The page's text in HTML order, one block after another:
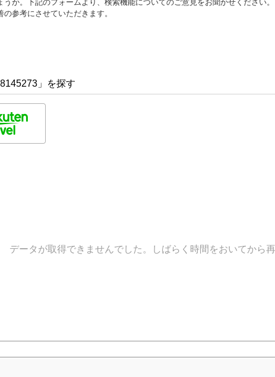
か。下記のフォームより、検索機能についてのご意見をお聞かせください。
参考にさせていただきます。
」を探す
データが取得できませんでした。しばらく時間をおいてから